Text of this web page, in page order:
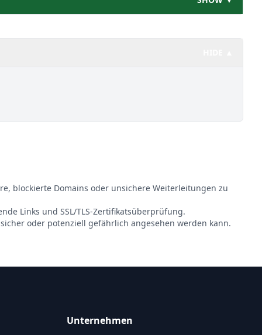
blockierte Domains oder unsichere Weiterleitungen zu
Links und SSL/TLS-Zertifikatsüberprüfung.
oder potenziell gefährlich angesehen werden kann.
Unternehmen